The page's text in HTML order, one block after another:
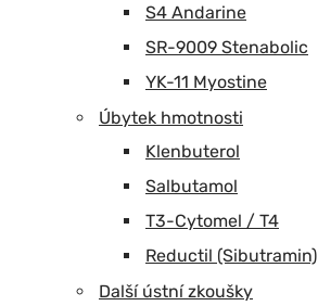
S4 Andarine
SR-9009 Stenabolic
YK-11 Myostine
Úbytek hmotnosti
Klenbuterol
Salbutamol
T3-Cytomel / T4
Reductil (Sibutramin)
Další ústní zkoušky